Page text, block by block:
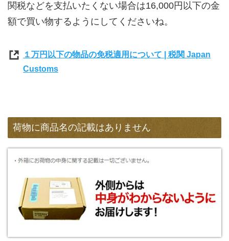
関税などを支払いたくない場合は16,000円以下の金
額で買い物するようにしてくださいね。
１万円以下の物品の免税適用について | 税関 Japan
Customs
荷物に商品名の記載はありません